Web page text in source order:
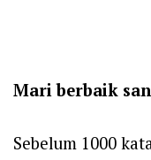
Mari berbaik
Sebelum 1000